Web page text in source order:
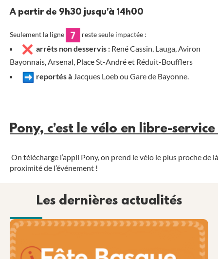
A partir de 9h30 jusqu'à 14h00
Seulement la ligne reste seule impactée :
arrêts non desservis : René Cassin, Lauga, Aviron
Bayonnais, Arsenal, Place St-André et Réduit-Boufflers
reportés à Jacques Loeb ou Gare de Bayonne.
Pony, c’est le vélo en libre-
On télécharge l’appli Pony, on prend le vélo le plus proche de
proximité de l’événement !
Les dernières actualités